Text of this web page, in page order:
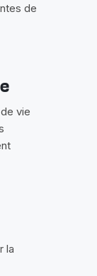
de
vie
la